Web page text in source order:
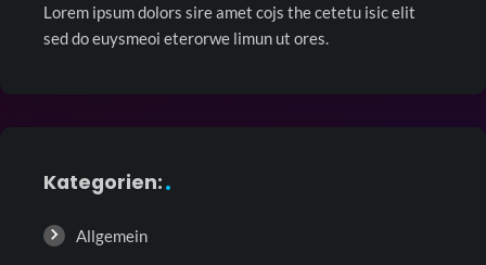
Lorem ipsum dolors sire amet cojs the cetetu isic elit
sed do euysmeoi eterorwe limun ut ores.
Kategorien:
Allgemein